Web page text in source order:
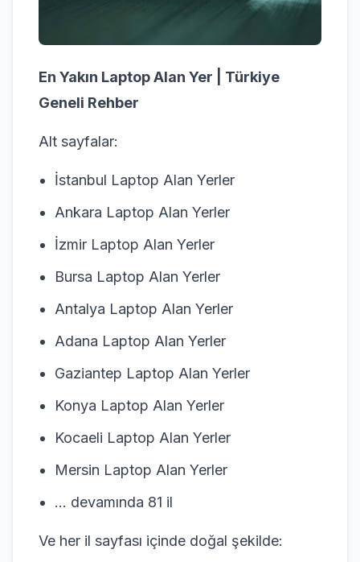
En Yakın Laptop Alan Yer | Türkiye
Geneli Rehber
Alt sayfalar:
İstanbul Laptop Alan Yerler
Ankara Laptop Alan Yerler
İzmir Laptop Alan Yerler
Bursa Laptop Alan Yerler
Antalya Laptop Alan Yerler
Adana Laptop Alan Yerler
Gaziantep Laptop Alan Yerler
Konya Laptop Alan Yerler
Kocaeli Laptop Alan Yerler
Mersin Laptop Alan Yerler
… devamında 81 il
Ve her il sayfası içinde doğal şekilde: